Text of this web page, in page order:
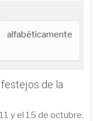
alfabéticamente
de la
y el 15 de octubre.